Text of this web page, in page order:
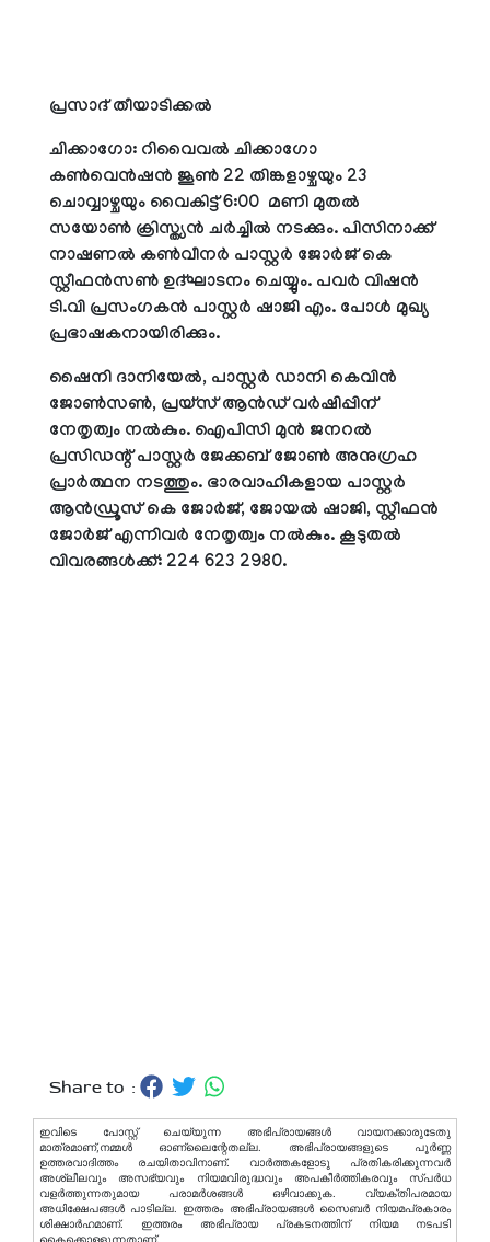
പ്രസാദ് തീയാടിക്കല്‍
ചിക്കാഗോ: റിവൈവല്‍ ചിക്കാഗോ
കണ്‍വെന്‍ഷന്‍ ജൂണ്‍ 22 തിങ്കളാഴ്ചയും 23
ചൊവ്വാഴ്ചയും വൈകിട്ട് 6:00 മണി മുതല്‍
സയോണ്‍ ക്രിസ്ത്യന്‍ ചര്‍ച്ചില്‍ നടക്കും. പിസിനാക്ക്
നാഷണല്‍ കണ്‍വീനര്‍ പാസ്റ്റര്‍ ജോര്‍ജ് കെ
സ്റ്റീഫന്‍സണ്‍ ഉദ്ഘാടനം ചെയ്യും. പവര്‍ വിഷന്‍
ടി.വി പ്രസംഗകന്‍ പാസ്റ്റര്‍ ഷാജി എം. പോള്‍ മുഖ്യ
പ്രഭാഷകനായിരിക്കും.
ഷൈനി ദാനിയേല്‍, പാസ്റ്റര്‍ ഡാനി കെവിന്‍
ജോണ്‍സണ്‍, പ്രയ്‌സ് ആന്‍ഡ് വര്‍ഷിപ്പിന്
നേതൃത്വം നല്‍കും. ഐപിസി മുന്‍ ജനറല്‍
പ്രസിഡന്റ് പാസ്റ്റര്‍ ജേക്കബ് ജോണ്‍ അനുഗ്രഹ
പ്രാര്‍ത്ഥന നടത്തും. ഭാരവാഹികളായ പാസ്റ്റര്‍
ആന്‍ഡ്രൂസ് കെ ജോര്‍ജ്, ജോയല്‍ ഷാജി, സ്റ്റീഫന്‍
ജോര്‍ജ് എന്നിവര്‍ നേതൃത്വം നല്‍കും. കൂടുതല്‍
വിവരങ്ങള്‍ക്ക്: 224 623 2980.
Share to :
ഇവിടെ പോസ്റ്റ് ചെയ്യുന്ന അഭിപ്രായങ്ങള്‍ വായനക്കാരുടേതു
മാത്രമാണ്,നമ്മൾ ഓണ്ലൈന്റേതല്ല. അഭിപ്രായങ്ങളുടെ പൂർണ്ണ
ഉത്തരവാദിത്തം രചയിതാവിനാണ്. വാര്‍ത്തകളോടു പ്രതികരിക്കുന്നവര്‍
അശ്ലീലവും അസഭ്യവും നിയമവിരുദ്ധവും അപകീര്‍ത്തികരവും സ്പര്‍ധ
വളര്‍ത്തുന്നതുമായ പരാമര്‍ശങ്ങള്‍ ഒഴിവാക്കുക. വ്യക്തിപരമായ
അധിക്ഷേപങ്ങള്‍ പാടില്ല. ഇത്തരം അഭിപ്രായങ്ങള്‍ സൈബര്‍ നിയമപ്രകാരം
ശിക്ഷാര്‍ഹമാണ്. ഇത്തരം അഭിപ്രായ പ്രകടനത്തിന് നിയമ നടപടി
കൈക്കൊള്ളുന്നതാണ്.